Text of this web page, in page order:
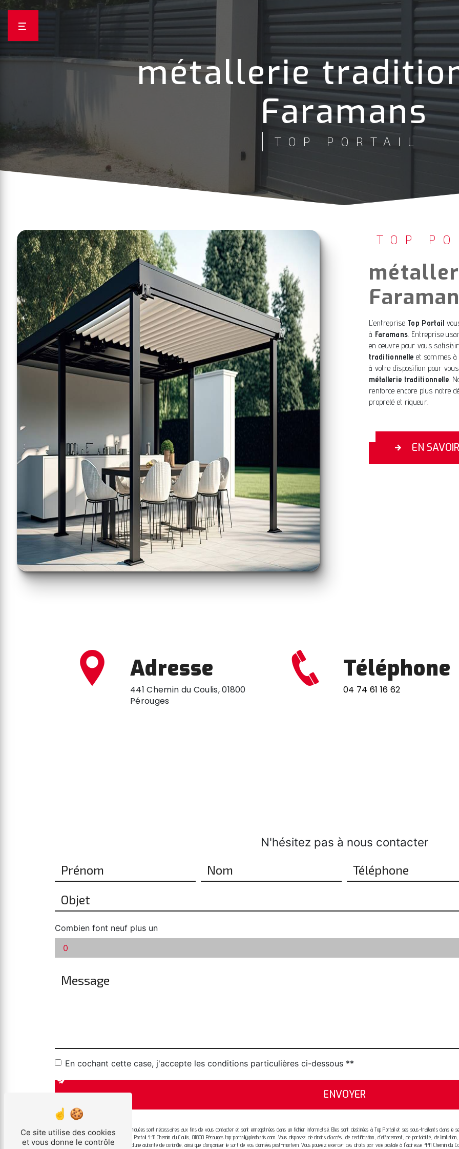
métallerie
Faramans
TOP PORTAIL
TOP
L’entreprise Top Portail
à Faramans. Entreprise
en oeuvre pour vous
traditionnelle et sommes à
à votre disposition pour
métallerie traditionnelle.
renforce encore plus notre
propreté et rigueur.
EN
Adresse
441 Chemin du Coulis, 01800
Pérouges
Téléphone
04 74 61 16 62
N'hésitez pas à nous contacter
Combien font neuf plus un
En cochant cette case, j'accepte les conditions particulières ci-dessous **
ENVOYER
** Les données personnelles communiquées sont nécessaires aux fins de vous contacter et sont enregistrées dans un fichier informatisé. Elles sont destinées à Top Portail et ses sous-traitants dans le
aux seuls destinataires suivants: Top Portail 441 Chemin du Coulis, 01800 Pérouges top-portail@pleobatis.com. Vous disposez de droits d’accès, de rectification, d’effacement, de portabilité, de
d’introduire une réclamation auprès d’une autorité de contrôle, ainsi que d’organiser le sort de vos données post-mortem. Vous pouvez exercer ces droits par voie postale à l'adresse 441 Chemin du
Panneau de gestion des cookies
Ce site utilise des cookies
et vous donne le contrôle